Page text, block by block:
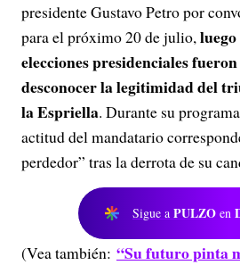
presidente Gustavo Petro por
para el próximo 20 de julio,
elecciones presidenciales
desconocer la legitimidad del
la Espriella. Durante su
actitud del mandatario
perdedor” tras la derrota de su
Sigue a PULZO en
(Vea también: “Su futuro pinta